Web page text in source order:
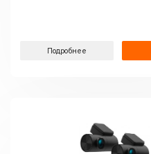
Подробнее